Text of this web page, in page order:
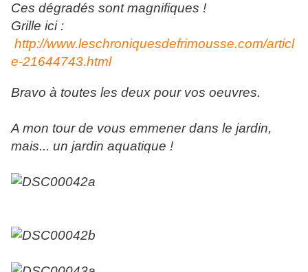
Ces dégradés sont magnifiques !
Grille ici :
http://www.leschroniquesdefrimousse.com/articl
e-21644743.html
Bravo à toutes les deux pour vos oeuvres.
A mon tour de vous emmener dans le jardin,
mais... un jardin aquatique !